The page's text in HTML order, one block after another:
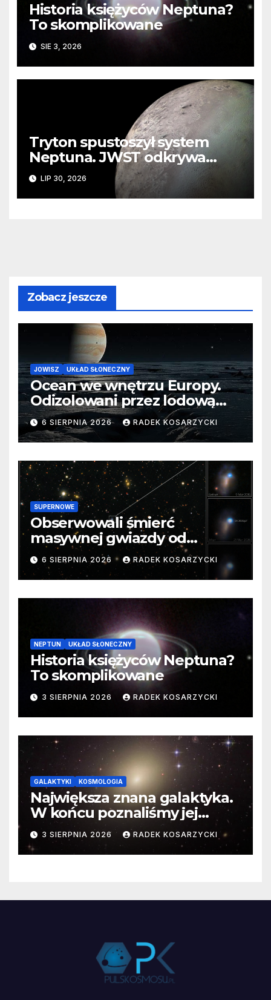
Historia księżyców Neptuna?
To skomplikowane
SIE 3, 2026
Tryton spustoszył system
Neptuna. JWST odkrywa
ślady kosmicznej katastrofy i
zaginionego lodu
LIP 30, 2026
Zobacz jeszcze
JOWISZ UKŁAD SŁONECZNY
Ocean we wnętrzu Europy.
Odizolowani przez lodową
barierę
6 SIERPNIA 2026 RADEK KOSARZYCKI
SUPERNOWE
Obserwowali śmierć
masywnej gwiazdy od
samego początku. Niezwykle
cenne dane
6 SIERPNIA 2026 RADEK KOSARZYCKI
NEPTUN UKŁAD SŁONECZNY
Historia księżyców Neptuna?
To skomplikowane
3 SIERPNIA 2026 RADEK KOSARZYCKI
GALAKTYKI KOSMOLOGIA
Największa znana galaktyka.
W końcu poznaliśmy jej
faktyczne wymiary
3 SIERPNIA 2026 RADEK KOSARZYCKI